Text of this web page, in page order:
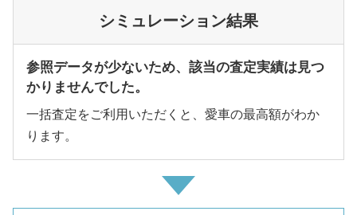
シミュレーション結果
参照データが少ないため、該当の査定実績は見つ
かりませんでした。
一括査定をご利用いただくと、愛車の最高額がわか
ります。